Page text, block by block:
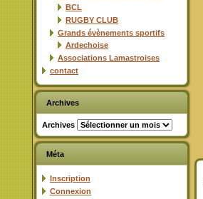
BCL
RUGBY CLUB
Grands évènements sportifs
Ardechoise
Associations Lamastroises
contact
Archives
Archives
Méta
Inscription
Connexion